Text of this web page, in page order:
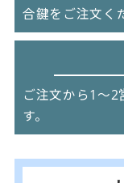
合鍵をご注文く
ご注文から1～
す。